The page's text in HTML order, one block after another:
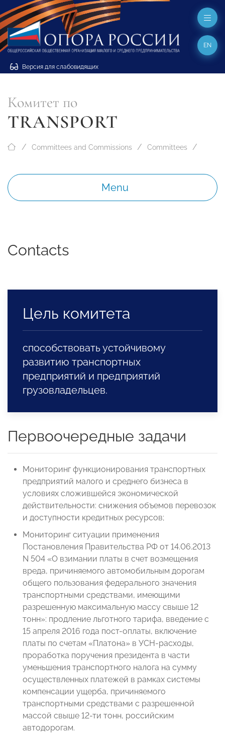
Версия для слабовидящих
EN
Комитет по
TRANSPORT
Committees and Commissions Committees
Menu
Contacts
Цель комитета
способствовать устойчивому
развитию транспортных
предприятий и предприятий
грузовладельцев.
Первоочередные задачи
Мониторинг функционирования транспортных
предприятий малого и среднего бизнеса в
условиях сложившейся экономической
действительности: снижения объемов перевозок
и доступности кредитных ресурсов;
Мониторинг ситуации применения
Постановления Правительства РФ от 14.06.2013
N 504 «О взимании платы в счет возмещения
вреда, причиняемого автомобильным дорогам
общего пользования федерального значения
транспортными средствами, имеющими
разрешенную максимальную массу свыше 12
тонн»: продление льготного тарифа, введение с
15 апреля 2016 года пост-оплаты, включение
платы по счетам «Платона» в УСН-расходы,
проработка поручения президента в части
уменьшения транспортного налога на сумму
осуществленных платежей в рамках системы
компенсации ущерба, причиняемого
транспортными средствами с разрешенной
массой свыше 12-ти тонн, российским
автодорогам.